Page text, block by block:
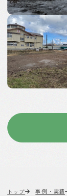
トップ 事例・実績